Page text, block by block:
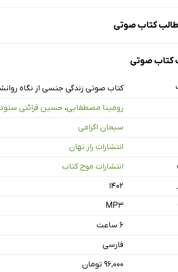
کتاب صوتی
کلینیک سلامت جنسی
انسانی
در زنان
صوتی
کتاب صوتی زندگی جنسی از نگاه
رومینا مصطفایی، حسین قرائتی
سبحان اکرامی
انتشارات راز نهان
انتشارات موج کتاب
۱۴۰۲
MP3
۶ ساعت
فارسی
۹۶,۰۰۰ تومان